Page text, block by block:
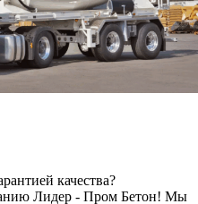
качества?
Лидер - Пром Бетон! Мы